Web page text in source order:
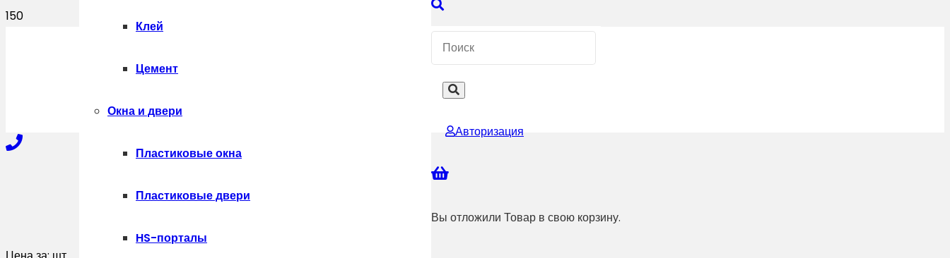
+7-910-327-77-88
Клей
Цемент
Окна и двери
Пластиковые окна
Пластиковые двери
HS-порталы
Авторизация
Вы отложили Товар в свою корзину.